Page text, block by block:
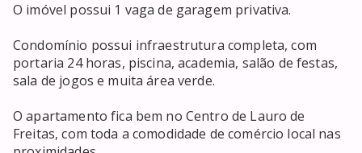
O imóvel possui 1 vaga de garagem privativa.
Condomínio possui infraestrutura completa, com
portaria 24 horas, piscina, academia, salão de festas,
sala de jogos e muita área verde.
O apartamento fica bem no Centro de Lauro de
Freitas, com toda a comodidade de comércio local nas